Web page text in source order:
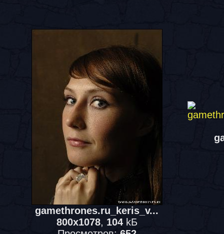
gamethrones.ru_keris_v...
800x1078, 104kБ